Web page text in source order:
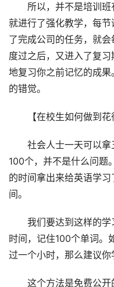
所以，并不是培训班
就进行了强化教学，每
了完成公司的任务，就
度过之后，又进入了复
地复习你之前记忆的成
的错觉。
【在校生如何做到花
社会人士一天可以拿
100个，并不是什么问题
的时间拿出来给英语学
间。
我们要达到这样的学
时间，记住100个单词。
过一个小时，那么建议你
这个方法是免费公开